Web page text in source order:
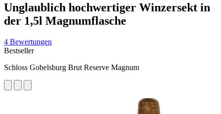
Unglaublich hochwertiger Winzersekt in
der 1,5l Magnumflasche
4 Bewertungen
Bestseller
Schloss Gobelsburg Brut Reserve Magnum